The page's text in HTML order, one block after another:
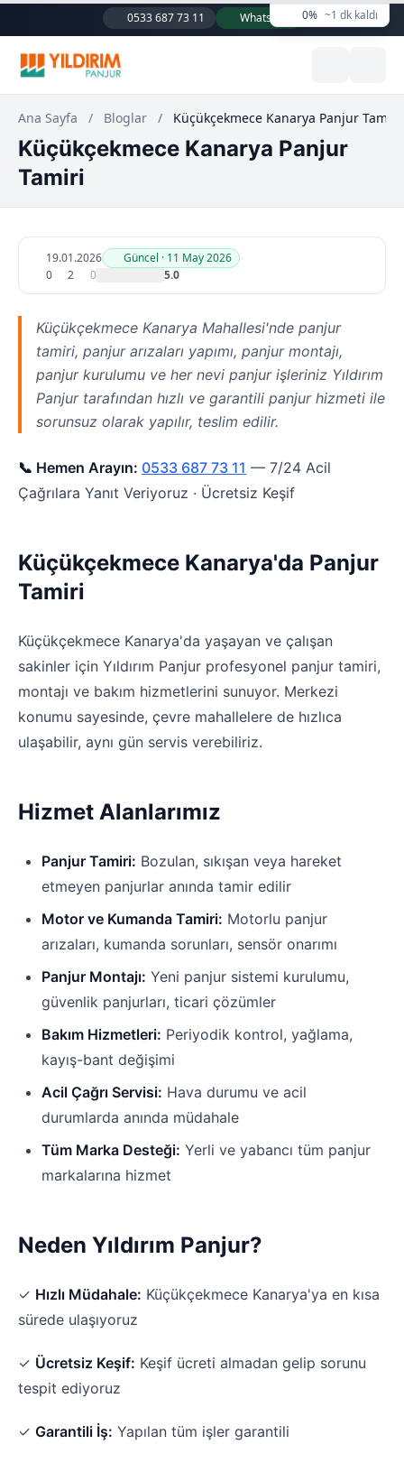
0533 687 73 11 WhatsApp 0% ~1 dk kaldı
Ana Sayfa / Bloglar / Küçükçekmece Kanarya Panjur Tamiri
Küçükçekmece Kanarya Panjur
Tamiri
19.01.2026
Güncel · 11 May 2026
0
2 0 5.0
Küçükçekmece Kanarya Mahallesi'nde panjur
tamiri, panjur arızaları yapımı, panjur montajı,
panjur kurulumu ve her nevi panjur işleriniz Yıldırım
Panjur tarafından hızlı ve garantili panjur hizmeti ile
sorunsuz olarak yapılır, teslim edilir.
📞 Hemen Arayın: 0533 687 73 11 — 7/24 Acil
Çağrılara Yanıt Veriyoruz · Ücretsiz Keşif
Küçükçekmece Kanarya'da Panjur
Tamiri
Küçükçekmece Kanarya'da yaşayan ve çalışan
sakinler için Yıldırım Panjur profesyonel panjur tamiri,
montajı ve bakım hizmetlerini sunuyor. Merkezi
konumu sayesinde, çevre mahallelere de hızlıca
ulaşabilir, aynı gün servis verebiliriz.
Hizmet Alanlarımız
Panjur Tamiri: Bozulan, sıkışan veya hareket
etmeyen panjurlar anında tamir edilir
Motor ve Kumanda Tamiri: Motorlu panjur
arızaları, kumanda sorunları, sensör onarımı
Panjur Montajı: Yeni panjur sistemi kurulumu,
güvenlik panjurları, ticari çözümler
Bakım Hizmetleri: Periyodik kontrol, yağlama,
kayış-bant değişimi
Acil Çağrı Servisi: Hava durumu ve acil
durumlarda anında müdahale
Tüm Marka Desteği: Yerli ve yabancı tüm panjur
markalarına hizmet
Neden Yıldırım Panjur?
✓ Hızlı Müdahale: Küçükçekmece Kanarya'ya en kısa
sürede ulaşıyoruz
✓ Ücretsiz Keşif: Keşif ücreti almadan gelip sorunu
tespit ediyoruz
✓ Garantili İş: Yapılan tüm işler garantili